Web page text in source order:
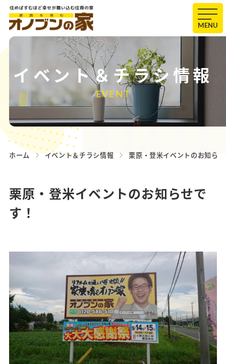
MENU
イベント＆チラシ情報
EVENT
ホーム イベント＆チラシ情報 栗原・登米イベントのお知ら
栗原・登米イベントのお知らせで
す！